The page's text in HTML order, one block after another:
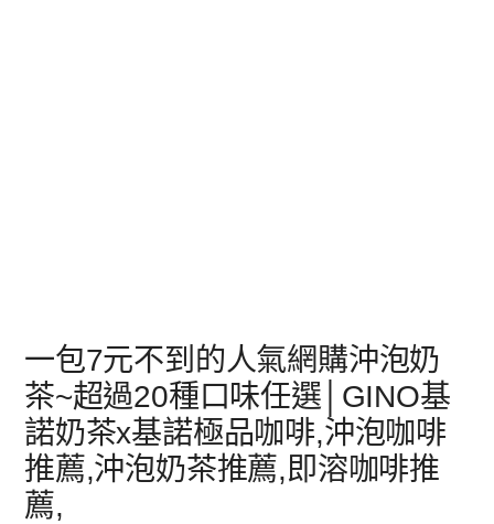
一包7元不到的人氣網購沖泡奶
茶~超過20種口味任選│GINO基
諾奶茶x基諾極品咖啡,沖泡咖啡
推薦,沖泡奶茶推薦,即溶咖啡推
薦,